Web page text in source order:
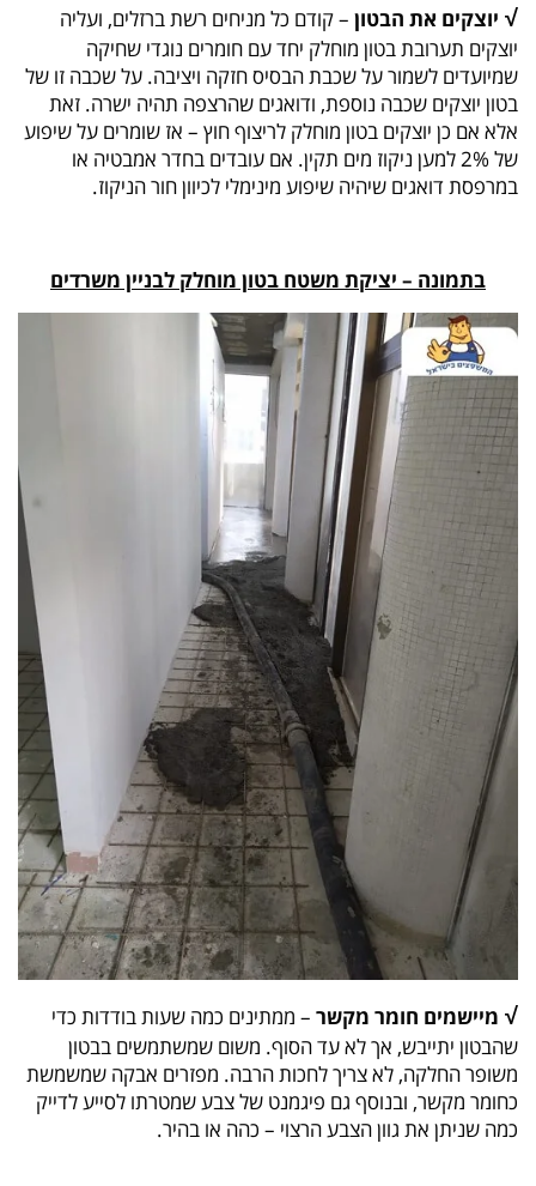
√ יוצקים את הבטון – קודם כל מניחים רשת ברזלים, ועליה
יוצקים תערובת בטון מוחלק יחד עם חומרים נוגדי שחיקה
שמיועדים לשמור על שכבת הבסיס חזקה ויציבה. על שכבה זו של
בטון יוצקים שכבה נוספת, ודואגים שהרצפה תהיה ישרה. זאת
אלא אם כן יוצקים בטון מוחלק לריצוף חוץ – אז שומרים על שיפוע
של 2% למען ניקוז מים תקין. אם עובדים בחדר אמבטיה או
במרפסת דואגים שיהיה שיפוע מינימלי לכיוון חור הניקוז.
בתמונה – יציקת משטח בטון מוחלק לבניין משרדים
√ מיישמים חומר מקשר – ממתינים כמה שעות בודדות כדי
שהבטון יתייבש, אך לא עד הסוף. משום שמשתמשים בבטון
משופר החלקה, לא צריך לחכות הרבה. מפזרים אבקה שמשמשת
כחומר מקשר, ובנוסף גם פיגמנט של צבע שמטרתו לסייע לדייק
כמה שניתן את גוון הצבע הרצוי – כהה או בהיר.